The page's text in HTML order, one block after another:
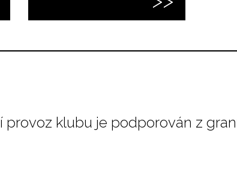
provoz klubu je podporován z